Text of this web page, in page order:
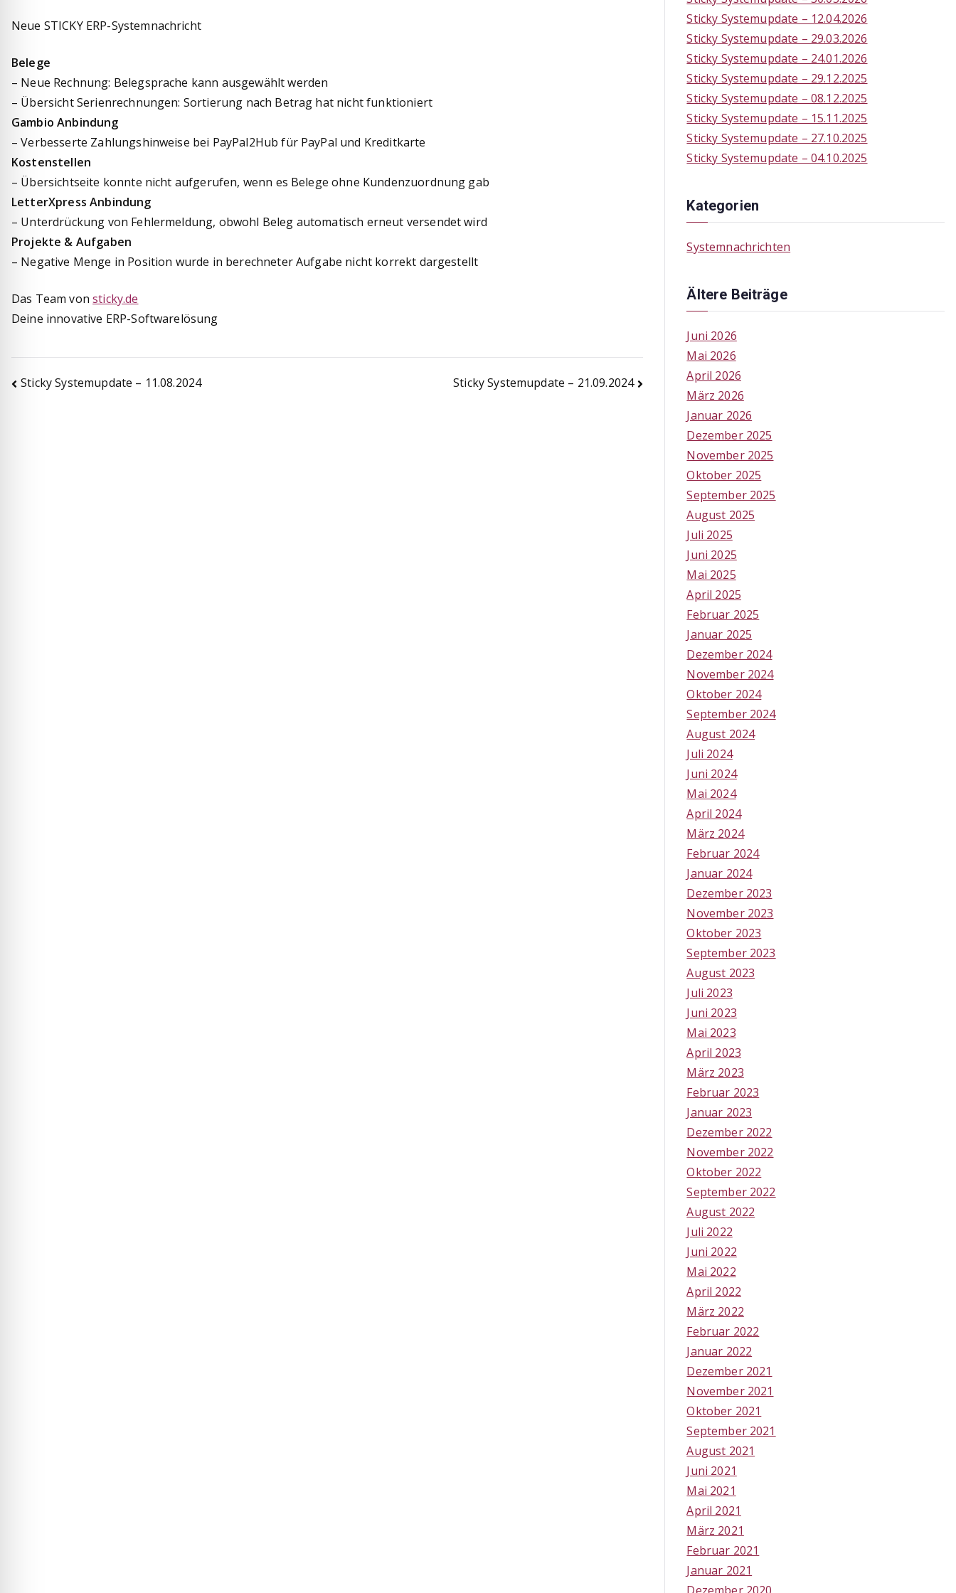
Neue STICKY ERP-Systemnachricht
Belege
– Neue Rechnung: Belegsprache kann ausgewählt werden
– Übersicht Serienrechnungen: Sortierung nach Betrag hat nicht funktioniert
Gambio Anbindung
– Verbesserte Zahlungshinweise bei PayPal2Hub für PayPal und Kreditkarte
Kostenstellen
– Übersichtseite konnte nicht aufgerufen, wenn es Belege ohne Kundenzuordnung gab
LetterXpress Anbindung
– Unterdrückung von Fehlermeldung, obwohl Beleg automatisch erneut versendet wird
Projekte & Aufgaben
– Negative Menge in Position wurde in berechneter Aufgabe nicht korrekt dargestellt
Das Team vonsticky.de
Deine innovative ERP-Softwarelösung
Beitragsnavigation
Sticky Systemupdate – 11.08.2024 Sticky Systemupdate – 21.09.2024
Sticky Systemupdate – 12.04.2026
Sticky Systemupdate – 29.03.2026
Sticky Systemupdate – 24.01.2026
Sticky Systemupdate – 29.12.2025
Sticky Systemupdate – 08.12.2025
Sticky Systemupdate – 15.11.2025
Sticky Systemupdate – 27.10.2025
Sticky Systemupdate – 04.10.2025
Kategorien
Systemnachrichten
Ältere Beiträge
Juni 2026
Mai 2026
April 2026
März 2026
Januar 2026
Dezember 2025
November 2025
Oktober 2025
September 2025
August 2025
Juli 2025
Juni 2025
Mai 2025
April 2025
Februar 2025
Januar 2025
Dezember 2024
November 2024
Oktober 2024
September 2024
August 2024
Juli 2024
Juni 2024
Mai 2024
April 2024
März 2024
Februar 2024
Januar 2024
Dezember 2023
November 2023
Oktober 2023
September 2023
August 2023
Juli 2023
Juni 2023
Mai 2023
April 2023
März 2023
Februar 2023
Januar 2023
Dezember 2022
November 2022
Oktober 2022
September 2022
August 2022
Juli 2022
Juni 2022
Mai 2022
April 2022
März 2022
Februar 2022
Januar 2022
Dezember 2021
November 2021
Oktober 2021
September 2021
August 2021
Juni 2021
Mai 2021
April 2021
März 2021
Februar 2021
Januar 2021